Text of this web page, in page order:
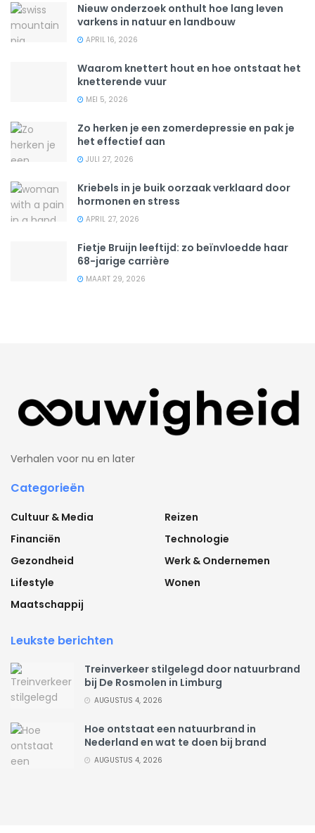
Nieuw onderzoek onthult hoe lang leven
varkens in natuur en landbouw
APRIL 16, 2026
Waarom knettert hout en hoe ontstaat het
knetterende vuur
MEI 5, 2026
Zo herken je een zomerdepressie en pak je
het effectief aan
JULI 27, 2026
Kriebels in je buik oorzaak verklaard door
hormonen en stress
APRIL 27, 2026
Fietje Bruijn leeftijd: zo beïnvloedde haar
68-jarige carrière
MAART 29, 2026
Verhalen voor nu en later
Categorieën
Cultuur & Media
Financiën
Gezondheid
Lifestyle
Maatschappij
Reizen
Technologie
Werk & Ondernemen
Wonen
Leukste berichten
Treinverkeer stilgelegd door natuurbrand
bij De Rosmolen in Limburg
AUGUSTUS 4, 2026
Hoe ontstaat een natuurbrand in
Nederland en wat te doen bij brand
AUGUSTUS 4, 2026